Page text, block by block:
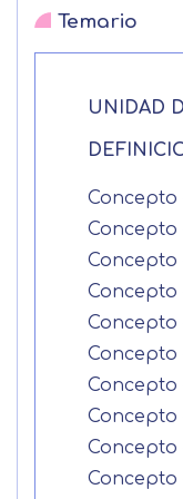
Temario
UNIDAD
Concepto
Concepto
Concepto
Concepto
Concepto
Concepto
Concepto
Concepto
Nombre